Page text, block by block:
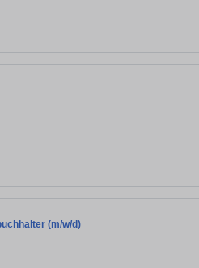
(m/w/d)